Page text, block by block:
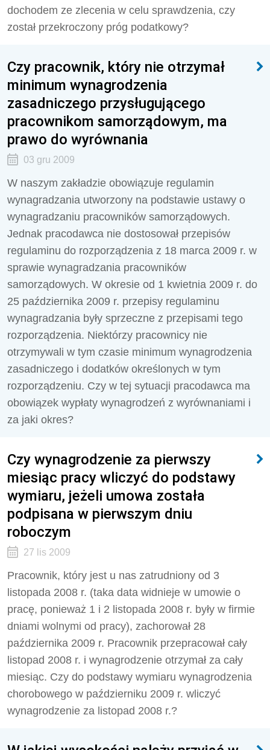
dochodem ze zlecenia w celu sprawdzenia, czy
został przekroczony próg podatkowy?
Czy pracownik, który nie otrzymał
minimum wynagrodzenia
zasadniczego przysługującego
pracownikom samorządowym, ma
prawo do wyrównania
03 gru 2009
W naszym zakładzie obowiązuje regulamin
wynagradzania utworzony na podstawie ustawy o
wynagradzaniu pracowników samorządowych.
Jednak pracodawca nie dostosował przepisów
regulaminu do rozporządzenia z 18 marca 2009 r. w
sprawie wynagradzania pracowników
samorządowych. W okresie od 1 kwietnia 2009 r. do
25 października 2009 r. przepisy regulaminu
wynagradzania były sprzeczne z przepisami tego
rozporządzenia. Niektórzy pracownicy nie
otrzymywali w tym czasie minimum wynagrodzenia
zasadniczego i dodatków określonych w tym
rozporządzeniu. Czy w tej sytuacji pracodawca ma
obowiązek wypłaty wynagrodzeń z wyrównaniami i
za jaki okres?
Czy wynagrodzenie za pierwszy
miesiąc pracy wliczyć do podstawy
wymiaru, jeżeli umowa została
podpisana w pierwszym dniu
roboczym
27 lis 2009
Pracownik, który jest u nas zatrudniony od 3
listopada 2008 r. (taka data widnieje w umowie o
pracę, ponieważ 1 i 2 listopada 2008 r. były w firmie
dniami wolnymi od pracy), zachorował 28
października 2009 r. Pracownik przepracował cały
listopad 2008 r. i wynagrodzenie otrzymał za cały
miesiąc. Czy do podstawy wymiaru wynagrodzenia
chorobowego w październiku 2009 r. wliczyć
wynagrodzenie za listopad 2008 r.?